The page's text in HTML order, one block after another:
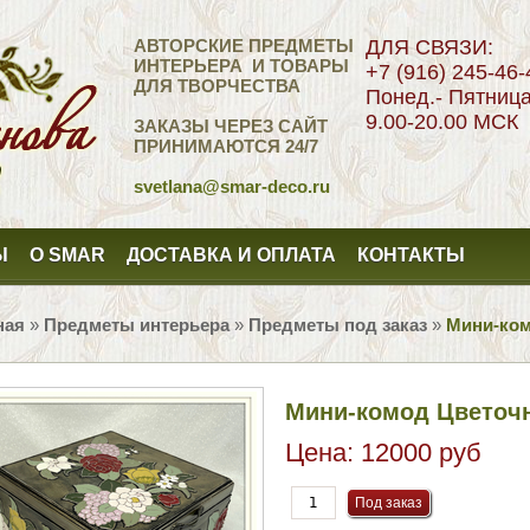
АВТОРСКИЕ ПРЕДМЕТЫ
ИНТЕРЬЕРА И ТОВАРЫ
ДЛЯ ТВОРЧЕСТВА
ЗАКАЗЫ ЧЕРЕЗ САЙТ
ПРИНИМАЮТСЯ 24/7
svetlana@smar-deco.ru
ДЛЯ СВЯЗИ:
+7 (916) 245-46-
Понед.-
9.00-20.00 МСК
О SMAR ДОСТАВКА И ОПЛАТА КОНТАКТЫ
» Предметы интерьера» Предметы под заказ » Мини-
Мини-комод
Цена: 12000 руб